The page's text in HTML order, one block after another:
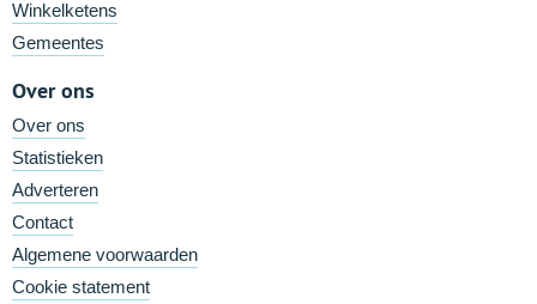
Winkelketens
Gemeentes
Over ons
Over ons
Statistieken
Adverteren
Contact
Algemene voorwaarden
Cookie statement